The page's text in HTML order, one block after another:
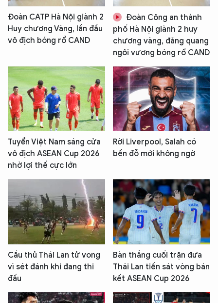
Đoàn CATP Hà Nội giành 2
Huy chương Vàng, lần đầu
vô địch bóng rổ CAND
Đoàn Công an thành
phố Hà Nội giành 2 huy
chương vàng, đăng quang
ngôi vương bóng rổ CAND
Tuyển Việt Nam sáng cửa
vô địch ASEAN Cup 2026
nhờ lợi thế cực lớn
Rời Liverpool, Salah có
bến đỗ mới không ngờ
Cầu thủ Thái Lan tử vong
vì sét đánh khi đang thi
đấu
Bàn thắng cuối trận đưa
Thái Lan tiến sát vòng bán
kết ASEAN Cup 2026